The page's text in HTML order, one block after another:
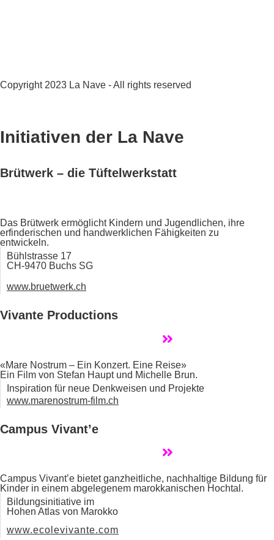
Copyright 2023 La Nave - All rights reserved
Initiativen der La Nave
Brütwerk – die Tüftelwerkstatt
Das Brütwerk ermöglicht Kindern und Jugendlichen, ihre
erfinderischen und handwerklichen Fähigkeiten zu
entwickeln.
Bühlstrasse 17
CH-9470 Buchs SG
www.bruetwerk.ch
Vivante Productions
«Mare Nostrum – Ein Konzert. Eine Reise»
Ein Film von Stefan Haupt und Michelle Brun.
Inspiration für neue Denkweisen und Projekte
www.marenostrum-film.ch
Campus Vivant’e
Campus Vivant’e bietet ganzheitliche, nachhaltige Bildung für
Kinder in einem abgelegenem marokkanischen Hochtal.
Bildungsinitiative im
Hohen Atlas von Marokko
www.ecolevivante.com